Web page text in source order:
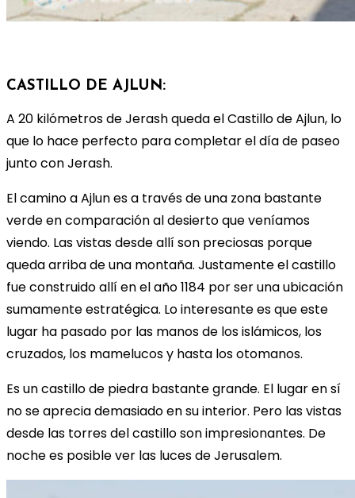
CASTILLO DE AJLUN:
A 20 kilómetros de Jerash queda el Castillo de Ajlun, lo
que lo hace perfecto para completar el día de paseo
junto con Jerash.
El camino a Ajlun es a través de una zona bastante
verde en comparación al desierto que veníamos
viendo. Las vistas desde allí son preciosas porque
queda arriba de una montaña. Justamente el castillo
fue construido allí en el año 1184 por ser una ubicación
sumamente estratégica. Lo interesante es que este
lugar ha pasado por las manos de los islámicos, los
cruzados, los mamelucos y hasta los otomanos.
Es un castillo de piedra bastante grande. El lugar en sí
no se aprecia demasiado en su interior. Pero las vistas
desde las torres del castillo son impresionantes. De
noche es posible ver las luces de Jerusalem.